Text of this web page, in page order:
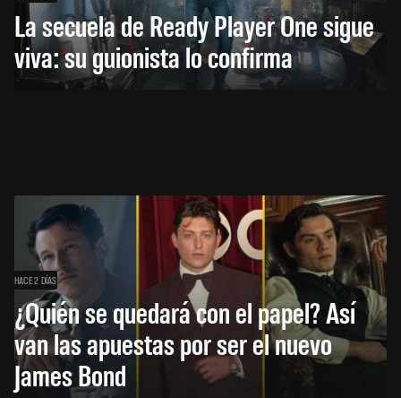
La secuela de Ready Player One sigue
viva: su guionista lo confirma
HACE 2 DÍAS
¿Quién se quedará con el papel? Así
van las apuestas por ser el nuevo
James Bond